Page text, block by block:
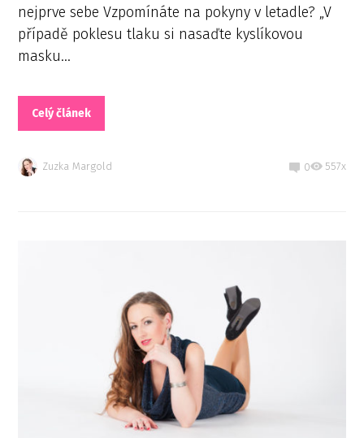
nejprve sebe Vzpomínáte na pokyny v letadle? „V
případě poklesu tlaku si nasaďte kyslíkovou
masku...
Celý článek
Zuzka Margold 0 557x